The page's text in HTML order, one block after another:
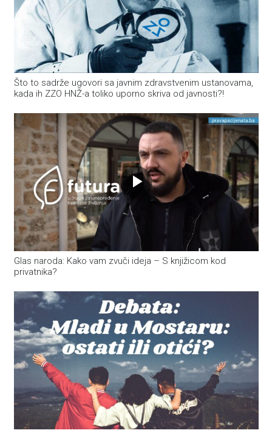
Što to sadrže ugovori sa javnim zdravstvenim ustanovama,
kada ih ZZO HNŽ-a toliko uporno skriva od javnosti?!
Glas naroda: Kako vam zvuči ideja – S knjižicom kod
privatnika?